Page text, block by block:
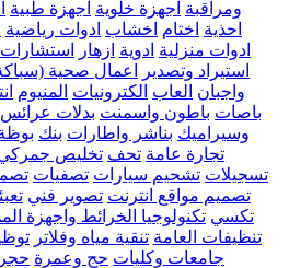
ومراقبة اجهزة خلوية اجهزة طبية
احذية اختام اخشاب ادوات رياضية
ادوات منزلية ادوية ازهار
استيراد وتصدير
اعمال صحية
واجبان العاب الكترونيات المنيوم
باصات باطون واسمنت بدلات عرائس
وسيراميك بناشر واطارات بنك
تجارة عامة تحف تخليص
تسجيلات تشحيم سيارات تصفيات
تصميم مواقع انترنت تصوير فني
تكسي تكنولوجيا الخرائط واجهزة
تنظيفات العامة تنقية مياه وفلاتر
جامعات وكليات حج وعمرة